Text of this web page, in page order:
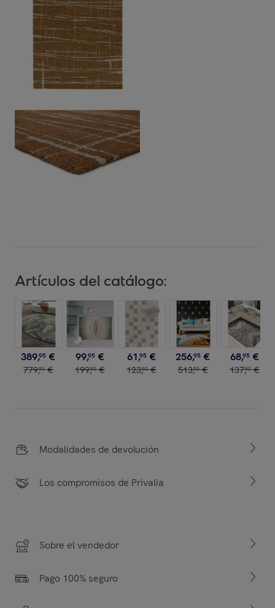
Artículos del catálogo:
389,95 €
779,90 €
99,95 €
199,90 €
61,95 €
123,90 €
256,95 €
513,90 €
68,95 €
137,90 €
Modalidades de devolución
Los compromisos de Privalia
Sobre el vendedor
Pago 100% seguro